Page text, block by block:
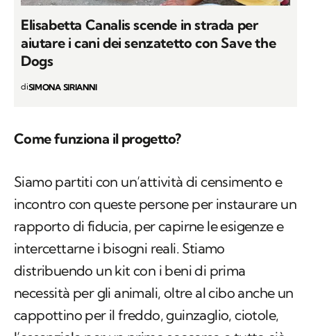
Dogs
diSIMONA SIRIANNI
Come funziona il progetto?
incontro con queste persone per instaurare un
intercettarne i bisogni reali. Stiamo
distribuendo un kit con i beni di prima
necessità per gli animali, oltre al cibo anche un
cappottino per il freddo, guinzaglio, ciotole,
l’essenziale per un primo soccorso e tutto ciò
che serve per migliorare il benessere degli
animali e dei loro compagni di vita. Non ci